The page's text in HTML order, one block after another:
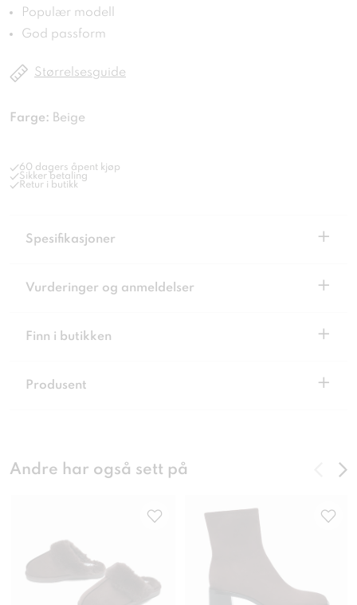
Populær modell
God passform
Størrelsesguide
Farge: Beige
60 dagers åpent kjøp
Sikker betaling
Retur i butikk
Spesifikasjoner +
Vurderinger og anmeldelser +
Finn i butikken +
Produsent +
Andre har også sett på